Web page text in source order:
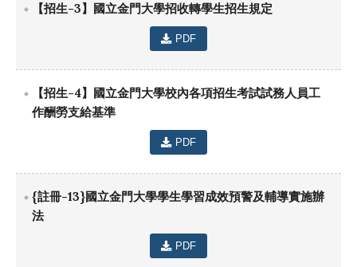
【招生-3】國立金門大學招收轉學生招生規定
PDF
【招生-4】國立金門大學校內各項招生考試試務人員工
作酬勞支給基準
PDF
{註冊-13}國立金門大學學生學習成效預警及輔導實施辦
法
PDF